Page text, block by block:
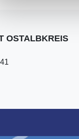
OSTALBKREIS